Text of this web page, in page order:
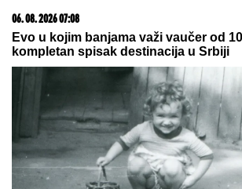
Komfor po meri klijenata: nova linija